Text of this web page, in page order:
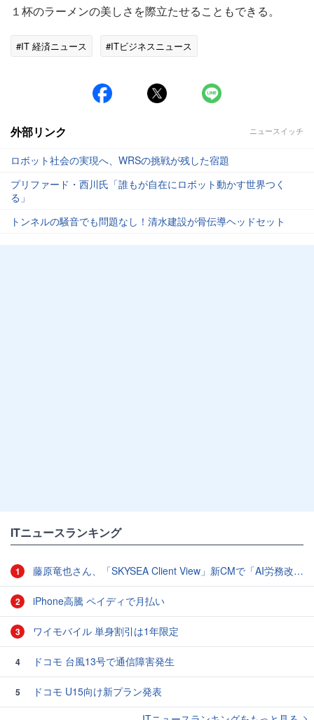
１杯のラーメンの美しさを際立たせることもできる。
#IT 経済ニュース #ITビジネスニュース
外部リンク ニュースイッチ
ロボット社会の実現へ、WRSの挑戦が残した宿題
プリファード・西川氏「誰もが自在にロボット動かす世界つく
る」
トンネルの騒音でも問題なし！清水建設が骨伝導ヘッドセット
ITニュースランキング
1 藤原竜也さん、「SKYSEA Client View」新CMで「AI労務改善」をアピール 働き方をAIが分析したら「すぐに休んで」と言われる？
2 iPhone高騰 ペイディで月払い
3 ワイモバイル 単身割引は1年限定
4 ドコモ 台風13号で通信障害発生
5
ドコモ U15向け新プラン発表